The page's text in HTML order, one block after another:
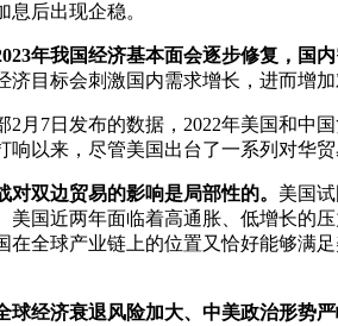
息后出现企稳。
年我国经济基本面会逐步修复，国
济目标会刺激国内需求增长，进而增加
7日发布的数据，2022年美国和中国
响以来，尽管美国出台了一系列对华
对双边贸易的影响是局部性的。 美国
美国近两年面临着高通胀、低增长的
在全球产业链上的位置又恰好能够满足
球经济衰退风险加大、中美政治形势